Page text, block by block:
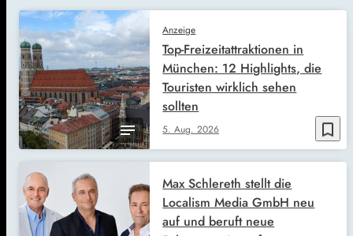
bookmark_border
Anzeige
5. Aug. 2026
Top-Freizeitattraktionen in
München: 12 Highlights, die
Touristen wirklich sehen
sollten
Max Schlereth stellt die
Localism Media GmbH neu
auf und beruft neue